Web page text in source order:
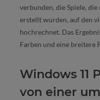
verbunden, die Spiele,
erstellt wurden, auf den
hochrechnet. Das
Farben und eine breitere
Windows 11
von einer